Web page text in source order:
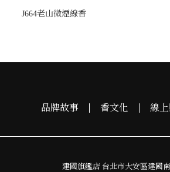
J664老山微煙線香
品牌故事 香文化 線
建國旗艦店 台北市大安區建國